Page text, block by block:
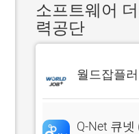
소프트웨어
력공단
월드잡플
Q-Net 큐